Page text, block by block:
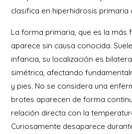
clasifica en hiperhidrosis primaria
La forma primaria, que es la más
aparece sin causa conocida.
infancia, su localización es
simétrica, afectando
y pies. No se considera una
brotes aparecen de forma
relación directa con la
Curiosamente desaparece